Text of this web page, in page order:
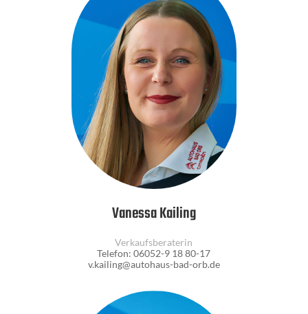
Vanessa Kailing
Verkaufsberaterin
Telefon: 06052-9 18 80-17
v.kailing@autohaus-bad-orb.de